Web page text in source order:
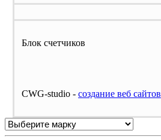
Блок счетчиков
CWG-studio - cоздание веб сайтов